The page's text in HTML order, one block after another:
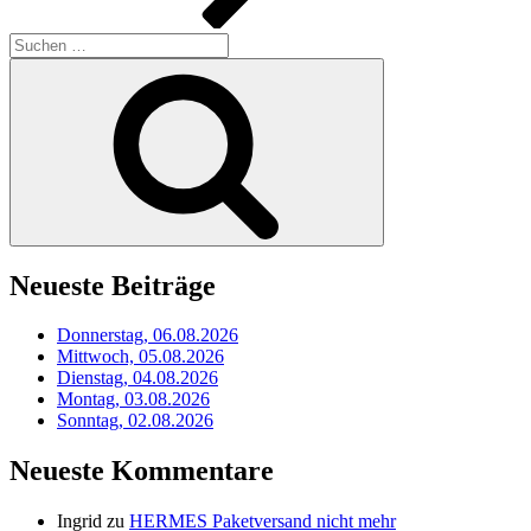
Suchen
nach:
Neueste Beiträge
Donnerstag, 06.08.2026
Mittwoch, 05.08.2026
Dienstag, 04.08.2026
Montag, 03.08.2026
Sonntag, 02.08.2026
Neueste Kommentare
Ingrid zu HERMES Paketversand nicht mehr